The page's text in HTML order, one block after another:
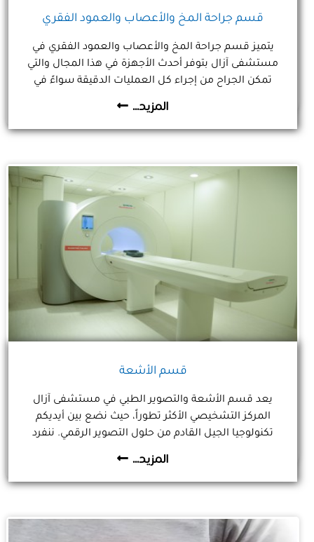
قسم جراحة المخ والأعصاب والعمود الفقري
يتميز قسم جراحة المخ والأعصاب والعمود الفقري في
مستشفى آزال بتوفر أحدث الأجهزة في هذا المجال والتي
تمكن الجراح من إجراء كل العمليات الدقيقة سواءً في
المخ أو في العمود الفقري
المزيد...
قسم الأشعة
يعد قسم الأشعة والتصوير الطبي في مستشفى آزال
المركز التشخيصي الأكثر تطوراً، حيث نضع بين أيديكم
تكنولوجيا الجيل القادم من حلول التصوير الرقمي. ننفرد
حصرياً في اليمن بتقديم تجربة 'الرنين المغناطيسي المريح'
عبر جهازنا الفريد الذي يجمع بين قوة الأجهزة المغلقة
وراحة الأجهزة المفتوحة بفتحة قطرها 80 سم، مما يضمن
الأشعة المقطعية إلى التقنيات التداخلية والموجات ثلاثية
الأبعاد، نلتزم بتقديم أدق النتائج في أسرع وقت، لنمنحكم
المزيد...